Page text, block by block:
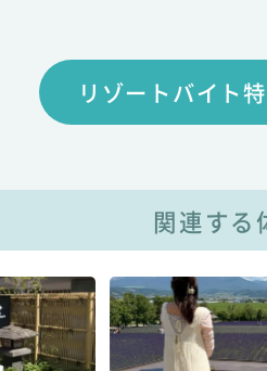
リゾートバイト
関連する